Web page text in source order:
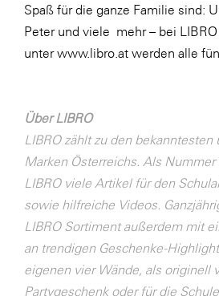
Somfy
Sony DADC
Trend Micro
TAG GmbH
VALETTA
Verband Druck Medien
Wirtschaftskammer
WKS Fachgruppe
Spaß für die ganze Familie sind:
Peter und viele mehr – bei
unterwww.libro.at werden alle
Über LIBRO
LIBRO zählt zu den
Marken Österreichs. Als
LIBRO viele Artikel für den
sowie hilfreiche Videos.
LIBRO Sortiment außerdem mit
an trendigen Geschenke-
eigenen vier Wände, als originell
Partygeschenk oder für die